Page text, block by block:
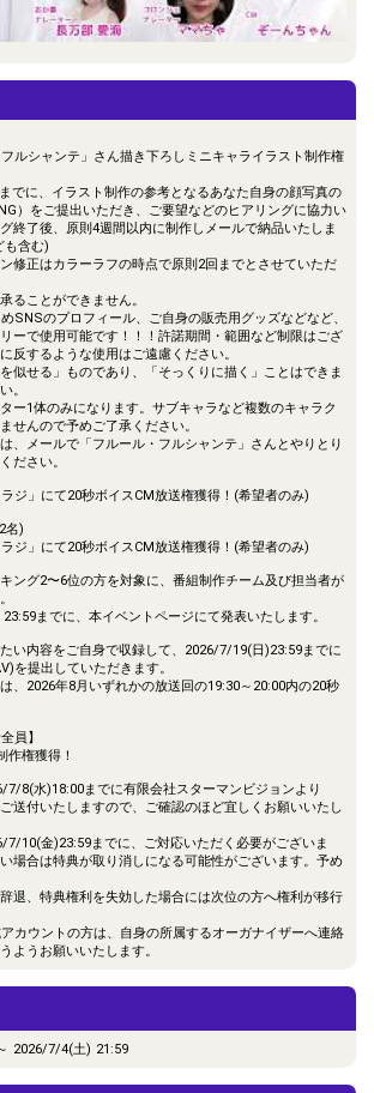
ルシャンテ」さん描き下ろしミニキャライラスト制作権
でに、イラスト制作の参考となるあなた自身の顔写真の
）をご提出いただき、ご要望などのヒアリングに協力い
終了後、原則4週間以内に制作しメールで納品いたしま
も含む)
修正はカラーラフの時点で原則2回までとさせていただ
ることができません。
SNSのプロフィール、ご自身の販売用グッズなどなど、
ーで使用可能です！！！許諾期間・範囲など制限はござ
反するような使用はご遠慮ください。
似せる」ものであり、「そっくりに描く」ことはできま
。
ー1体のみになります。サブキャラなど複数のキャラク
せんので予めご了承ください。
、メールで「フルール・フルシャンテ」さんとやりとり
ださい。
ジ」にて20秒ボイスCM放送権獲得！(希望者のみ)
名)
ジ」にて20秒ボイスCM放送権獲得！(希望者のみ)
ング2〜6位の方を対象に、番組制作チーム及び担当者が
までに、本イベントページにて発表いたします。
い内容をご自身で収録して、2026/7/19(日)23:59までに
を提出していただきます。
、2026年8月いずれかの放送回の19:30～20:00内の20秒
員】
作権獲得！
7/8(水)18:00までに有限会社スターマンビジョンより
ご送付いたしますので、ご確認のほど宜しくお願いいたし
7/10(金)23:59までに、ご対応いただく必要がございま
場合は特典が取り消しになる可能性がございます。予め
退、特典権利を失効した場合には次位の方へ権利が移行
カウントの方は、自身の所属するオーガナイザーへ連絡
ようお願いいたします。
2026/7/4(土) 21:59